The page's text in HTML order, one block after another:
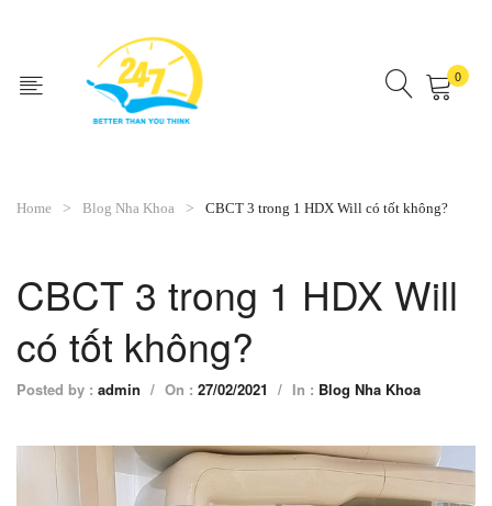
0
Home Blog Nha Khoa CBCT 3 trong 1 HDX Will có tốt không?
CBCT 3 trong 1 HDX Will
có tốt không?
Posted by : admin / On : 27/02/2021 / In : Blog Nha Khoa